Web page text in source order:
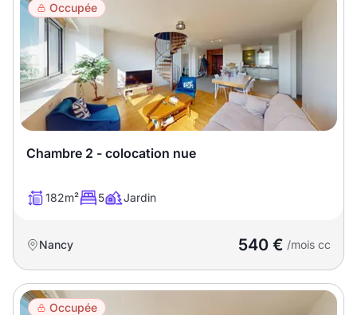
Occupée
Chambre 2 - colocation nue
182m² 5 Jardin
Nancy 540 € /mois cc
Occupée